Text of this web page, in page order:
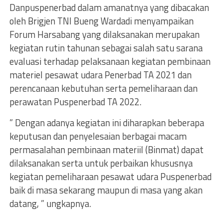
Danpuspenerbad dalam amanatnya yang dibacakan
oleh Brigjen TNI Bueng Wardadi menyampaikan
Forum Harsabang yang dilaksanakan merupakan
kegiatan rutin tahunan sebagai salah satu sarana
evaluasi terhadap pelaksanaan kegiatan pembinaan
materiel pesawat udara Penerbad TA 2021 dan
perencanaan kebutuhan serta pemeliharaan dan
perawatan Puspenerbad TA 2022.
” Dengan adanya kegiatan ini diharapkan beberapa
keputusan dan penyelesaian berbagai macam
permasalahan pembinaan materiil (Binmat) dapat
dilaksanakan serta untuk perbaikan khususnya
kegiatan pemeliharaan pesawat udara Puspenerbad
baik di masa sekarang maupun di masa yang akan
datang, ” ungkapnya.